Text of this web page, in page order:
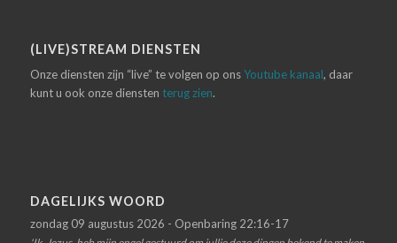
(LIVE)STREAM DIENSTEN
Onze diensten zijn “live” te volgen op onsYoutube kanaal, daar
kunt u ook onze diensten terug zien.
DAGELIJKS WOORD
zondag 09 augustus 2026 - Openbaring 22:16-17